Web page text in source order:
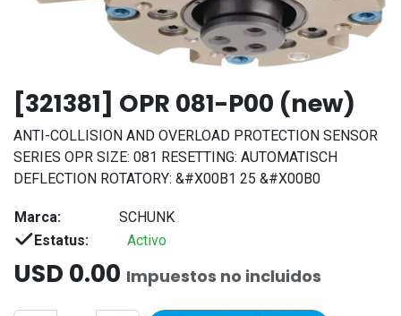
[321381] OPR 081-P00 (new)
ANTI-COLLISION AND OVERLOAD PROTECTION SENSOR
SERIES OPR SIZE: 081 RESETTING: AUTOMATISCH
DEFLECTION ROTATORY: &#X00B1 25 &#X00B0
Marca:
SCHUNK
Estatus:
Activo
USD 0.00 Impuestos no incluidos